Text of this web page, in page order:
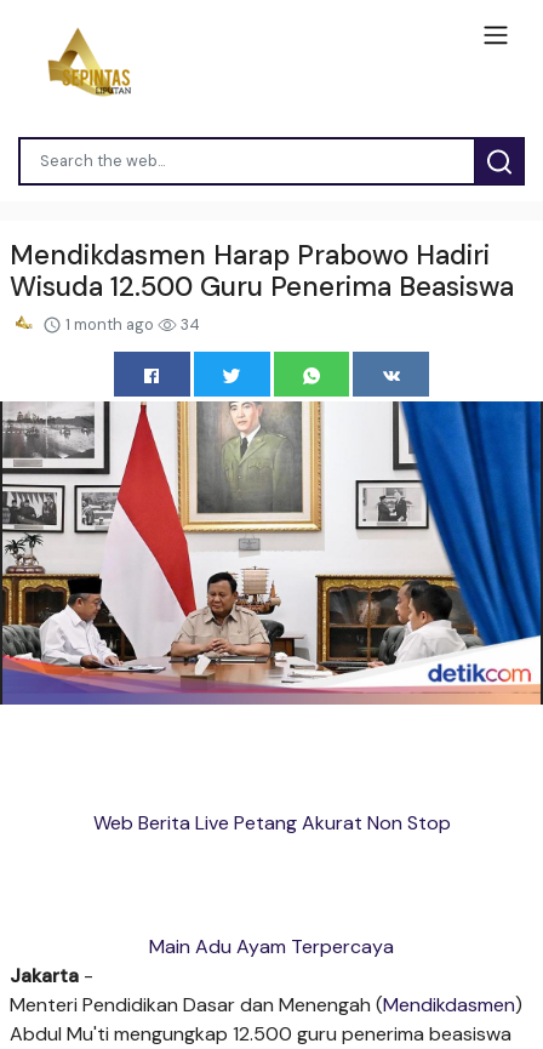
Mendikdasmen Harap Prabowo Hadiri
Wisuda 12.500 Guru Penerima Beasiswa
1 month ago 34
Web Berita Live Petang Akurat Non Stop
Main Adu Ayam Terpercaya
Jakarta -
Menteri Pendidikan Dasar dan Menengah (Mendikdasmen)
Abdul Mu'ti mengungkap 12.500 guru penerima beasiswa